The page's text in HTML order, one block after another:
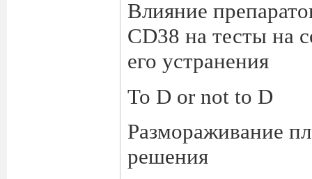
Влияние
CD38 на тесты на
его устранения
To D or not to D
Размораживание
решения